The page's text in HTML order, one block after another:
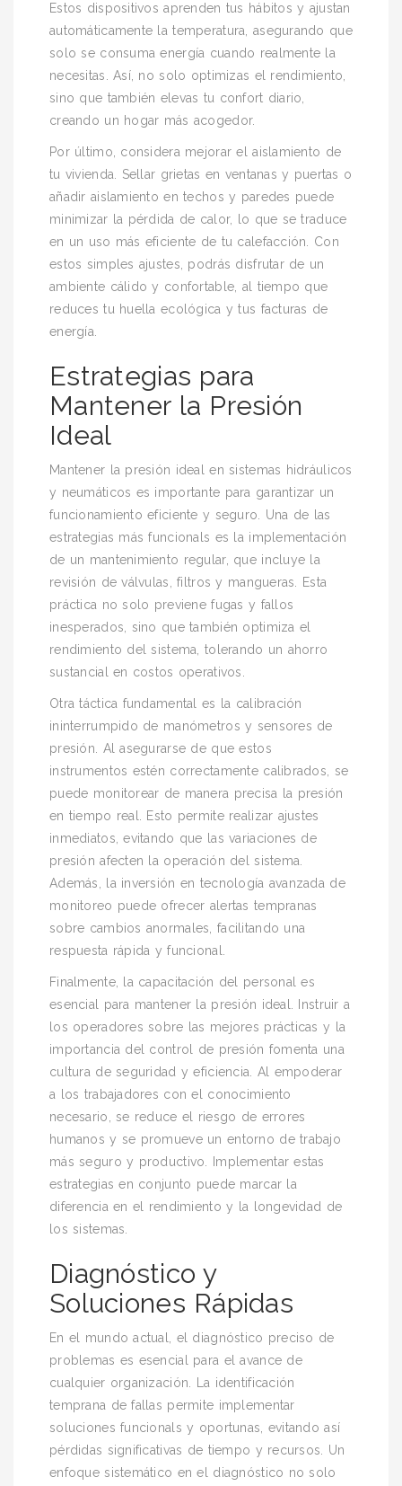
Estos dispositivos aprenden tus hábitos y ajustan
automáticamente la temperatura, asegurando que
solo se consuma energía cuando realmente la
necesitas. Así, no solo optimizas el rendimiento,
sino que también elevas tu confort diario,
creando un hogar más acogedor.
Por último, considera mejorar el aislamiento de
tu vivienda. Sellar grietas en ventanas y puertas o
añadir aislamiento en techos y paredes puede
minimizar la pérdida de calor, lo que se traduce
en un uso más eficiente de tu calefacción. Con
estos simples ajustes, podrás disfrutar de un
ambiente cálido y confortable, al tiempo que
reduces tu huella ecológica y tus facturas de
energía.
Estrategias para
Mantener la Presión
Ideal
Mantener la presión ideal en sistemas hidráulicos
y neumáticos es importante para garantizar un
funcionamiento eficiente y seguro. Una de las
estrategias más funcionals es la implementación
de un mantenimiento regular, que incluye la
revisión de válvulas, filtros y mangueras. Esta
práctica no solo previene fugas y fallos
inesperados, sino que también optimiza el
rendimiento del sistema, tolerando un ahorro
sustancial en costos operativos.
Otra táctica fundamental es la calibración
ininterrumpido de manómetros y sensores de
presión. Al asegurarse de que estos
instrumentos estén correctamente calibrados, se
puede monitorear de manera precisa la presión
en tiempo real. Esto permite realizar ajustes
inmediatos, evitando que las variaciones de
presión afecten la operación del sistema.
Además, la inversión en tecnología avanzada de
monitoreo puede ofrecer alertas tempranas
sobre cambios anormales, facilitando una
respuesta rápida y funcional.
Finalmente, la capacitación del personal es
esencial para mantener la presión ideal. Instruir a
los operadores sobre las mejores prácticas y la
importancia del control de presión fomenta una
cultura de seguridad y eficiencia. Al empoderar
a los trabajadores con el conocimiento
necesario, se reduce el riesgo de errores
humanos y se promueve un entorno de trabajo
más seguro y productivo. Implementar estas
estrategias en conjunto puede marcar la
diferencia en el rendimiento y la longevidad de
los sistemas.
Diagnóstico y
Soluciones Rápidas
En el mundo actual, el diagnóstico preciso de
problemas es esencial para el avance de
cualquier organización. La identificación
temprana de fallas permite implementar
soluciones funcionals y oportunas, evitando así
pérdidas significativas de tiempo y recursos. Un
enfoque sistemático en el diagnóstico no solo